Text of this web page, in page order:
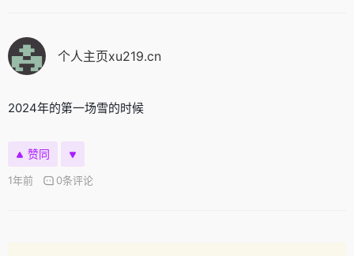
个人主页xu219.cn
2024年的第一场雪的时候
赞同
1年前 0条评论